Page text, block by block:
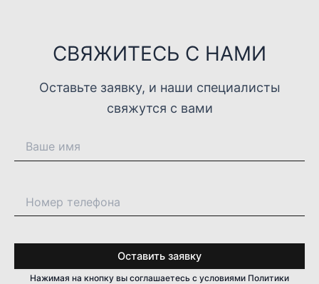
СВЯЖИТЕСЬ С НАМИ
Оставьте заявку, и наши специалисты
свяжутся с вами
Нажимая на кнопку вы соглашаетесь с условиями Политики